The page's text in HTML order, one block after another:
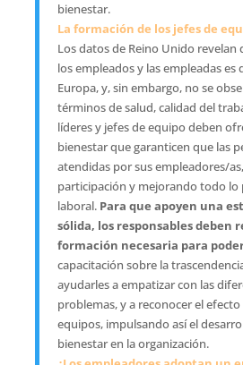
bienestar.
La formación de los jefes de
Los datos de Reino Unido revelan
los empleados y las empleadas es
Europa, y, sin embargo, no se
términos de salud, calidad del
líderes y jefes de equipo deben
bienestar que garanticen que las
atendidas por sus empleadores/
participación y mejorando todo lo
laboral. Para que apoyen una
sólida, los responsables deben
formación necesaria para
capacitación sobre la
ayudarles a empatizar con las
problemas, y a reconocer el
equipos, impulsando así el
bienestar en la organización.